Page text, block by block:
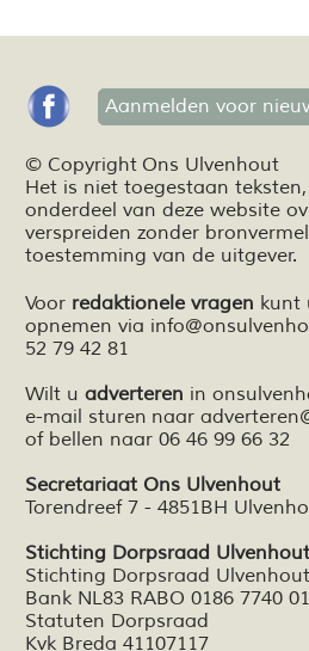
Aanmelden voor
© Copyright Ons Ulvenhout
Het is niet toegestaan teksten,
onderdeel van deze website
verspreiden zonder
toestemming van de uitgever.
Voor redaktionele vragen kunt
opnemen via
52 79 42 81
Wilt u adverteren in
e-mail sturen naar
of bellen naar 06 46 99 66 32
Secretariaat Ons Ulvenhout
Torendreef 7 - 4851BH
Stichting Dorpsraad Ulvenhout
Stichting Dorpsraad Ulvenhout
Bank NL83 RABO 0186 7740 01
Statuten Dorpsraad
Kvk Breda 41107117